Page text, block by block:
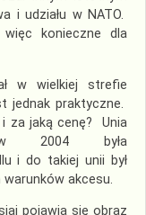
i udziału w NATO.
konieczne dla
w wielkiej strefie
jednak praktyczne.
za jaką cenę? Unia
2004 była
i do takiej unii był
akcesu.
pojawia się obraz